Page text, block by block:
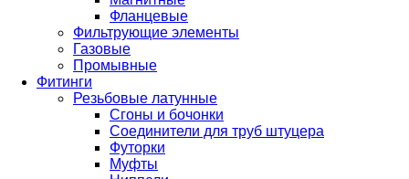
Фланцевые
Фильтрующие элементы
Газовые
Промывные
Фитинги
Резьбовые латунные
Сгоны и бочонки
Соединители для труб штуцера
Футорки
Муфты